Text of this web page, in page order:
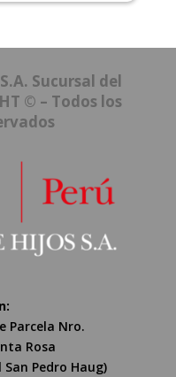
Sucursal del
© – Todos los
Parcela Nro.
Rosa
Pedro Haug)